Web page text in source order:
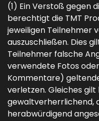
(1) Ein Verstoß gegen
berechtigt die TMT
jeweiligen Teilnehmer
auszuschließen. Dies
Teilnehmer falsche
verwendete Fotos
Kommentare)
verletzen. Gleiches
gewaltverherrlichend,
herabwürdigend